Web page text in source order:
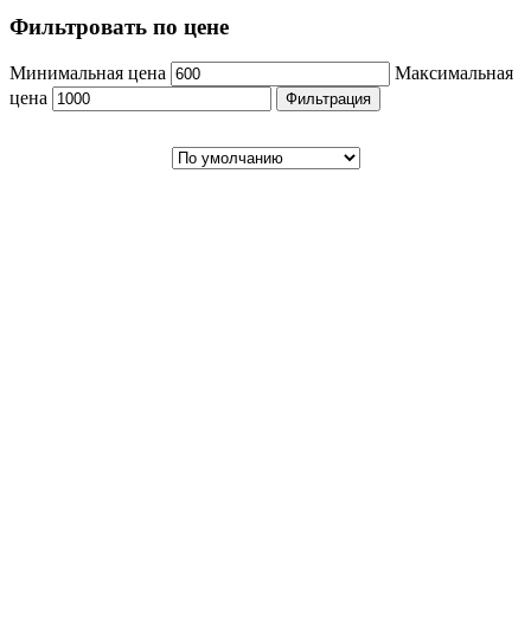
Фильтровать по цене
Минимальная цена
Максимальная
цена
Фильтрация